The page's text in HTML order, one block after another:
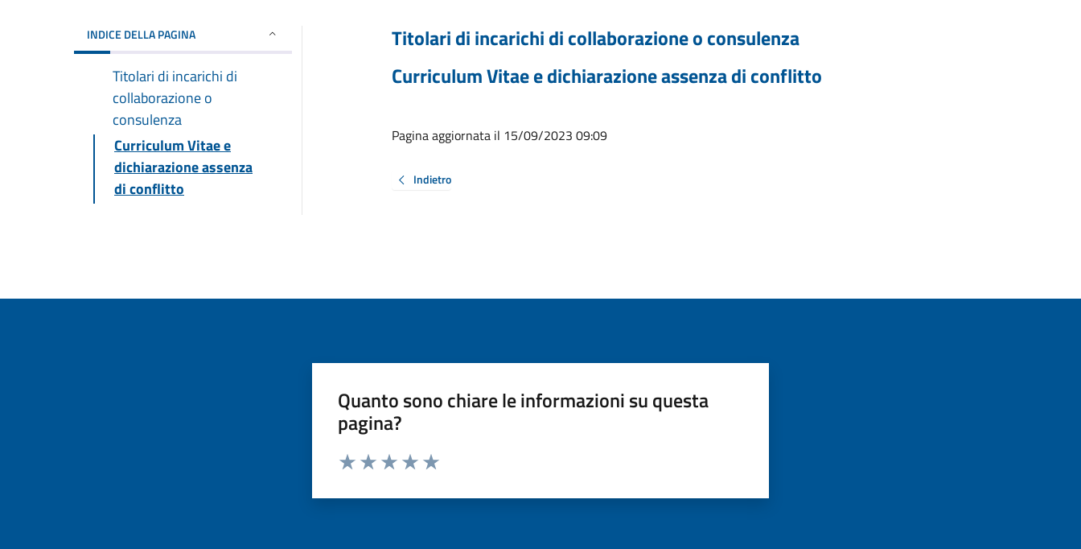
INDICE DELLA PAGINA
Titolari di incarichi di
collaborazione o
consulenza
Curriculum Vitae e
dichiarazione assenza
di conflitto
Titolari di incarichi di collaborazione o consulenza
Curriculum Vitae e dichiarazione assenza di conflitto
Pagina aggiornata il 15/09/2023 09:09
Indietro
Quanto sono chiare le informazioni su questa
pagina?
Valuta da 1 a 5 stelle la pagina